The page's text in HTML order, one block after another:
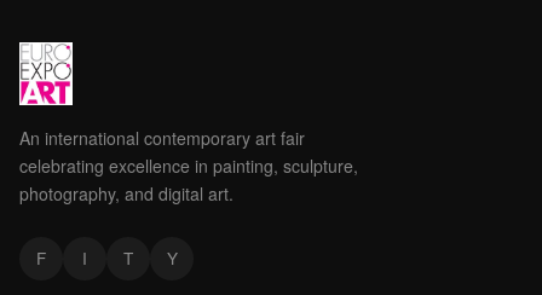
An international contemporary art fair
celebrating excellence in painting, sculpture,
photography, and digital art.
F I T Y